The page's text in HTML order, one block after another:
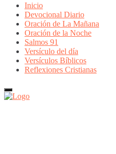
Inicio
Devocional Diario
Oración de La Mañana
Oración de la Noche
Salmos 91
Versículo del día
Versículos Bíblicos
Reflexiones Cristianas